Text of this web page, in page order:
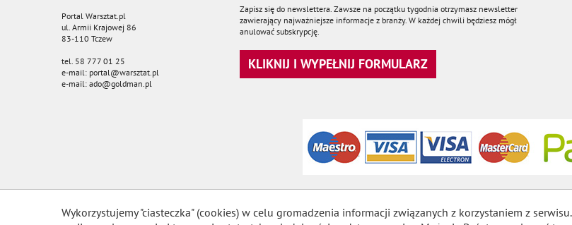
Portal Warsztat.pl
ul. Armii Krajowej 86
83-110 Tczew
tel. 58 777 01 25
e-mail: portal@warsztat.pl
e-mail: ado@goldman.pl
Zapisz się do newslettera. Zawsze na początku tygodnia otrzymasz newsletter
zawierający najważniejsze informacje z branży. W każdej chwili będziesz mógł
anulować subskrypcję.
KLIKNIJ I WYPEŁNIJ FORMULARZ
Wykorzystujemy "ciasteczka" (cookies) w celu gromadzenia informacji związanych z korzystaniem z